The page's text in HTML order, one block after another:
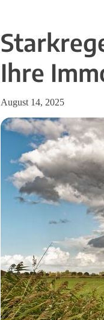
Ihre
August 14, 2025